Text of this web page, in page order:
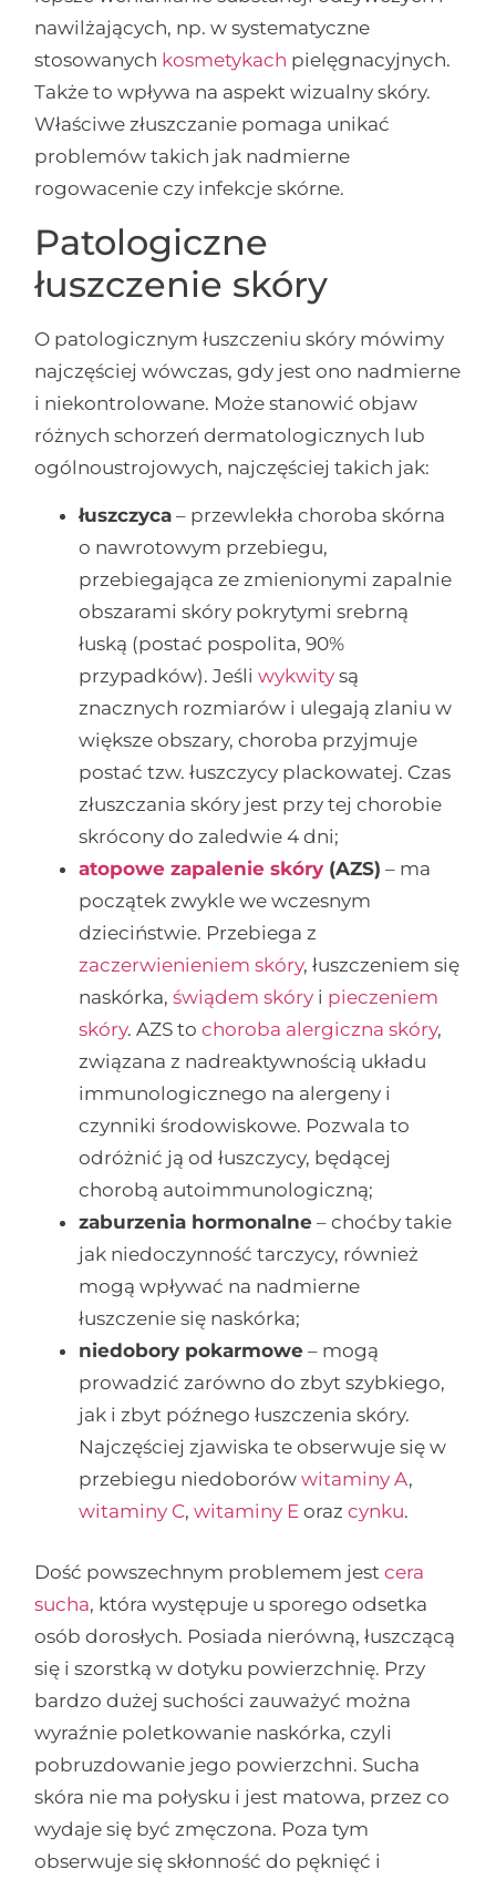
nawilżających, np. w systematyczne
stosowanych kosmetykach pielęgnacyjnych.
Także to wpływa na aspekt wizualny skóry.
Właściwe złuszczanie pomaga unikać
problemów takich jak nadmierne
rogowacenie czy infekcje skórne.
Patologiczne
łuszczenie skóry
O patologicznym łuszczeniu skóry mówimy
najczęściej wówczas, gdy jest ono nadmierne
i niekontrolowane. Może stanowić objaw
różnych schorzeń dermatologicznych lub
ogólnoustrojowych, najczęściej takich jak:
łuszczyca – przewlekła choroba skórna
o nawrotowym przebiegu,
przebiegająca ze zmienionymi zapalnie
obszarami skóry pokrytymi srebrną
łuską (postać pospolita, 90%
przypadków). Jeśliwykwity są
znacznych rozmiarów i ulegają zlaniu w
większe obszary, choroba przyjmuje
postać tzw. łuszczycy plackowatej. Czas
złuszczania skóry jest przy tej chorobie
skrócony do zaledwie 4 dni;
atopowe zapalenie skóry (AZS) – ma
początek zwykle we wczesnym
dzieciństwie. Przebiega z
zaczerwienieniem skóry, łuszczeniem się
naskórka,świądem skóry i pieczeniem
skóry. AZS tochoroba alergiczna skóry,
związana z nadreaktywnością układu
immunologicznego na alergeny i
czynniki środowiskowe. Pozwala to
odróżnić ją od łuszczycy, będącej
chorobą autoimmunologiczną;
zaburzenia hormonalne – choćby takie
jak niedoczynność tarczycy, również
mogą wpływać na nadmierne
łuszczenie się naskórka;
niedobory pokarmowe – mogą
prowadzić zarówno do zbyt szybkiego,
jak i zbyt późnego łuszczenia skóry.
Najczęściej zjawiska te obserwuje się w
przebiegu niedoborówwitaminy A,
witaminy C,witaminy E orazcynku.
Dość powszechnym problemem jestcera
sucha, która występuje u sporego odsetka
osób dorosłych. Posiada nierówną, łuszczącą
się i szorstką w dotyku powierzchnię. Przy
bardzo dużej suchości zauważyć można
wyraźnie poletkowanie naskórka, czyli
pobruzdowanie jego powierzchni. Sucha
skóra nie ma połysku i jest matowa, przez co
wydaje się być zmęczona. Poza tym
obserwuje się skłonność do pęknięć i